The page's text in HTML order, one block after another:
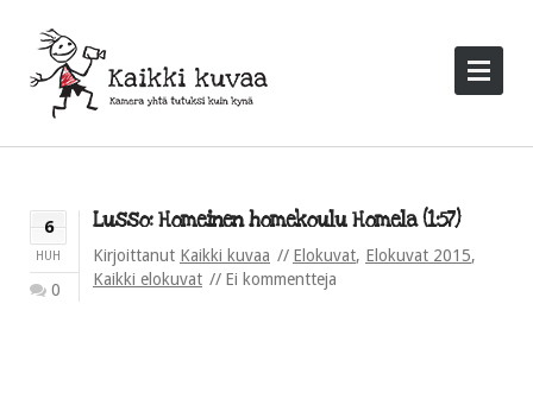
6
HUH
0
Lusso: Homeinen homekoulu Homela (1:57)
Kirjoittanut Kaikki kuvaa Elokuvat, Elokuvat 2015,
Kaikki elokuvat
Ei kommentteja